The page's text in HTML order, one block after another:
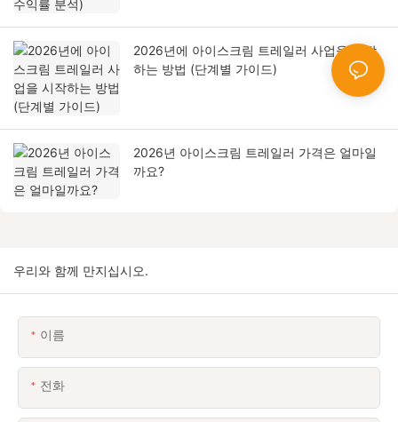
2026년에 아이스크림 트레일러 사업을 시작
하는 방법 (단계별 가이드)
2026년 아이스크림 트레일러 가격은 얼마일
까요?
우리와 함께 만지십시오.
이름
전화